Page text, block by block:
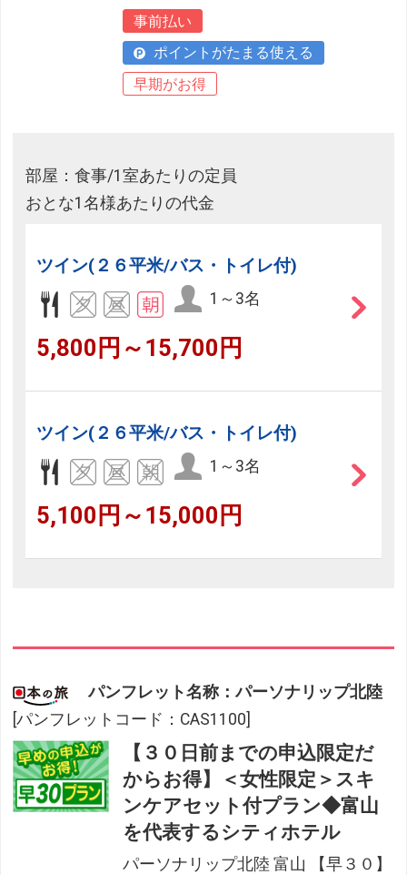
事前払い
ポイントがたまる使える
早期がお得
部屋：食事/1室あたりの定員
おとな1名様あたりの代金
ツイン(２６平米/バス・トイレ付)
1～3名
5,800円～15,700円
ツイン(２６平米/バス・トイレ付)
1～3名
5,100円～15,000円
パンフレット名称：パーソナリップ北陸
[パンフレットコード：CAS1100]
【３０日前までの申込限定だ
からお得】＜女性限定＞スキ
ンケアセット付プラン◆富山
を代表するシティホテル
パーソナリップ北陸 富山 【早３０】